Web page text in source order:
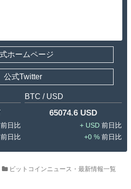
ホームページ
公式Twitter
BTC / USD
65074.6 USD
USD
0 %
ビットコインニュース・最新情報一覧